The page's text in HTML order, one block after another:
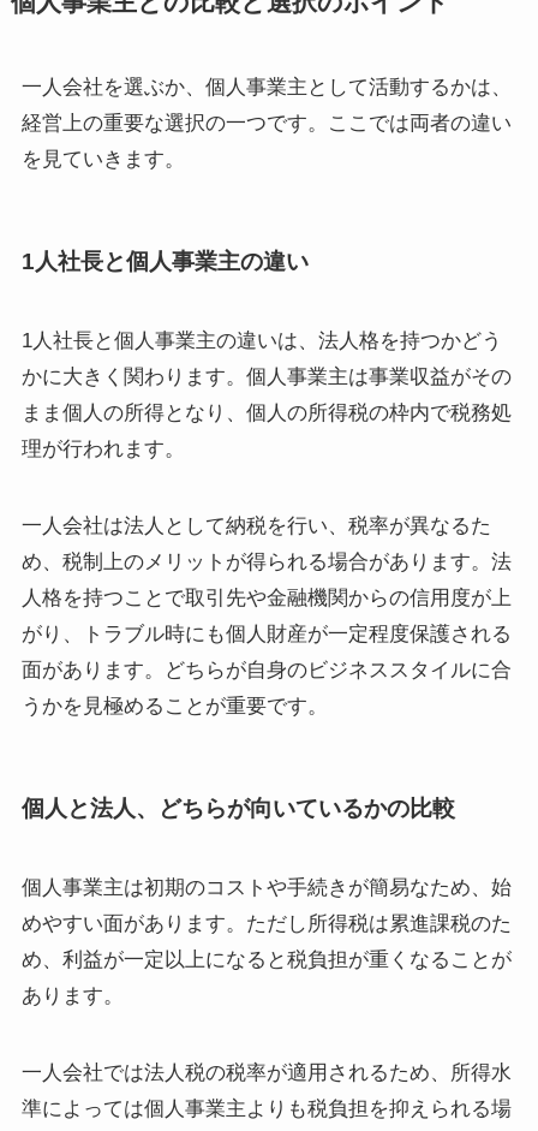
一人会社を選ぶか、個人事業主として活動するかは、
経営上の重要な選択の一つです。ここでは両者の違い
を見ていきます。
1人社長と個人事業主の違い
1人社長と個人事業主の違いは、法人格を持つかどう
かに大きく関わります。個人事業主は事業収益がその
まま個人の所得となり、個人の所得税の枠内で税務処
理が行われます。
一人会社は法人として納税を行い、税率が異なるた
め、税制上のメリットが得られる場合があります。法
人格を持つことで取引先や金融機関からの信用度が上
がり、トラブル時にも個人財産が一定程度保護される
面があります。どちらが自身のビジネススタイルに合
うかを見極めることが重要です。
個人と法人、どちらが向いているかの比較
個人事業主は初期のコストや手続きが簡易なため、始
めやすい面があります。ただし所得税は累進課税のた
め、利益が一定以上になると税負担が重くなることが
あります。
一人会社では法人税の税率が適用されるため、所得水
準によっては個人事業主よりも税負担を抑えられる場